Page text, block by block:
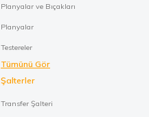
Planyalar ve Bıçakları
Planyalar
Testereler
Tümünü Gör
Şalterler
Transfer Şalteri